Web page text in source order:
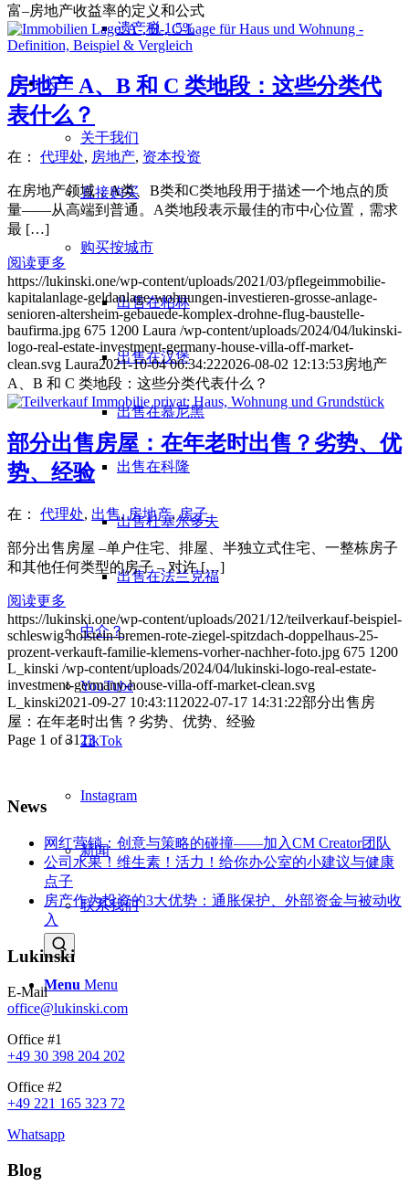
遗产税 1.5%
关于
关于我们
直接购买
购买按城市
出售在柏林
出售在汉堡
出售在慕尼黑
出售在科隆
出售杜塞尔多夫
出售在法兰克福
中介？
YouTube
TikTok
Instagram
新闻
联系我们
Menu Menu
富–房地产收益率的定义和公式
房地产 A、B 和 C 类地段：这些分类代
表什么？
在： 代理处, 房地产, 资本投资
在房地产领域，A类、B类和C类地段用于描述一个地点的质
量——从高端到普通。A类地段表示最佳的市中心位置，需求
最 […]
阅读更多
https://lukinski.one/wp-content/uploads/2021/03/pflegeimmobilie-
kapitalanlage-geldanlage-wohnungen-investieren-grosse-anlage-
senioren-altersheim-gebauede-komplex-drohne-flug-baustelle-
baufirma.jpg 675 1200 Laura /wp-content/uploads/2024/04/lukinski-
logo-real-estate-investment-germany-house-villa-off-market-
clean.svg Laura2021-10-04 06:34:222026-08-02 12:13:53房地产
A、B 和 C 类地段：这些分类代表什么？
部分出售房屋：在年老时出售？劣势、优
势、经验
在： 代理处, 出售,房地产,房子
部分出售房屋 –单户住宅、排屋、半独立式住宅、一整栋房子
和其他任何类型的房子 – 对许 […]
阅读更多
https://lukinski.one/wp-content/uploads/2021/12/teilverkauf-beispiel-
schleswig-holstein-bremen-rote-ziegel-spitzdach-doppelhaus-25-
prozent-verkauft-familie-klemens-vorher-nachher-foto.jpg 675 1200
L_kinski /wp-content/uploads/2024/04/lukinski-logo-real-estate-
investment-germany-house-villa-off-market-clean.svg
L_kinski2021-09-27 10:43:11 2022-07-17 14:31:22部分出售房
屋：在年老时出售？劣势、优势、经验
Page 1 of 3123
News
网红营销：创意与策略的碰撞——加入CM Creator团队
公司水果！维生素！活力！给你办公室的小建议与健康
点子
房产作为投资的3大优势：通胀保护、外部资金与被动收
入
Lukinski
E-Mail
office@lukinski.com
Office #1
+49 30 398 204 202
Office #2
+49 221 165 323 72
Whatsapp
Blog